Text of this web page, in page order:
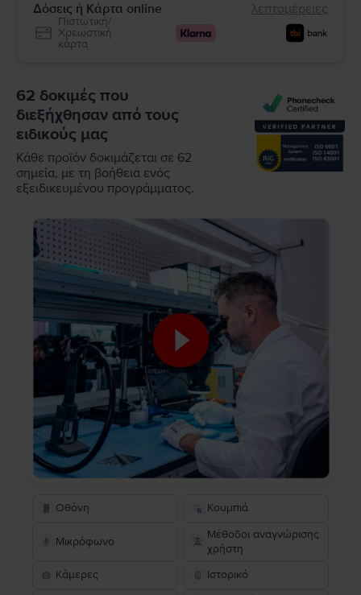
Δόσεις ή Κάρτα online λεπτομέρειες
Πιστωτική/
Χρεωστική
κάρτα
62 δοκιμές που
διεξήχθησαν από τους
ειδικούς μας
Κάθε προϊόν δοκιμάζεται σε 62
σημεία, με τη βοήθεια ενός
εξειδικευμένου προγράμματος.
Οθόνη Κουμπιά
Μικρόφωνο
Μέθοδοι αναγνώρισης
χρήστη
Κάμερες
Ιστορικό